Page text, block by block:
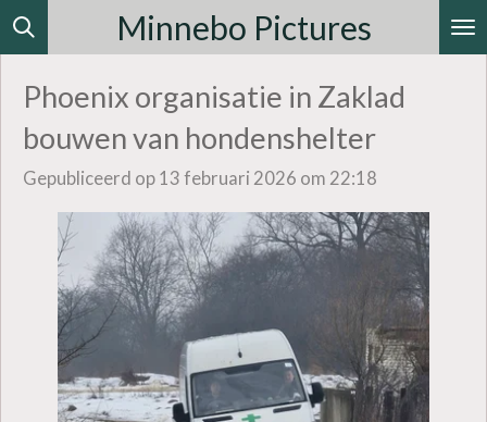
Ga
direct
naar
de
hoofdinhoud
Minnebo Pictures
Phoenix organisatie in Zaklad
bouwen van hondenshelter
Gepubliceerd op 13 februari 2026 om 22:18